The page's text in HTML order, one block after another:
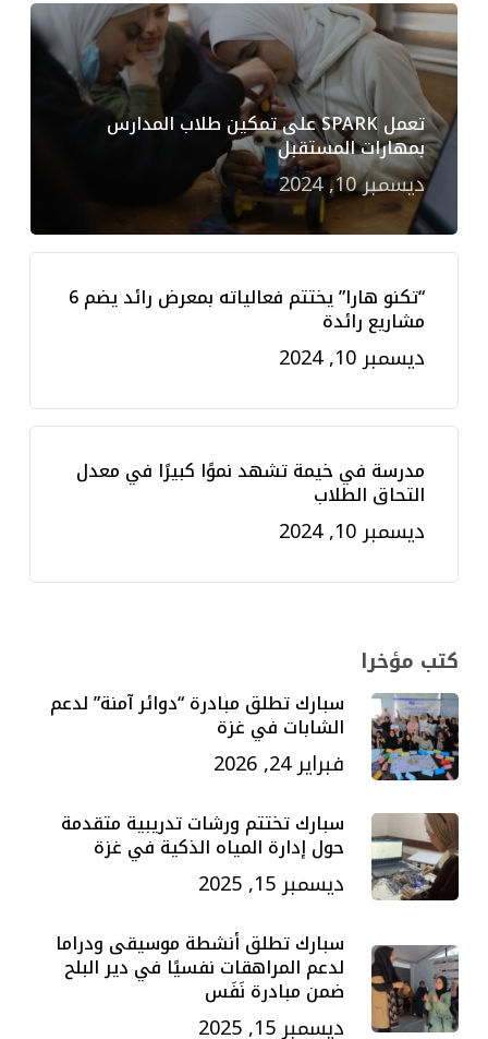
تعمل SPARK على تمكين طلاب المدارس
بمهارات المستقبل
ديسمبر 10, 2024
“تكنو هارا” يختتم فعالياته بمعرض رائد يضم 6
مشاريع رائدة
ديسمبر 10, 2024
مدرسة في خيمة تشهد نموًا كبيرًا في معدل
التحاق الطلاب
ديسمبر 10, 2024
كتب مؤخرا
سبارك تطلق مبادرة “دوائر آمنة” لدعم
الشابات في غزة
فبراير 24, 2026
سبارك تختتم ورشات تدريبية متقدمة
حول إدارة المياه الذكية في غزة
ديسمبر 15, 2025
سبارك تطلق أنشطة موسيقى ودراما
لدعم المراهقات نفسيًا في دير البلح
ضمن مبادرة نَفَس
ديسمبر 15, 2025